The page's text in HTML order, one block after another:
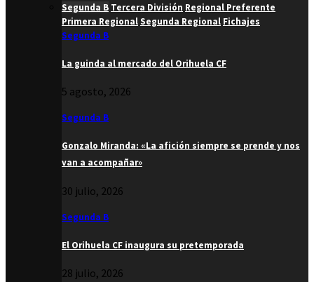
Segunda B Tercera División Regional Preferente
Primera RegionalSegunda Regional Fichajes
Segunda B
La guinda al mercado del Orihuela CF
5 agosto, 2026
Segunda B
Gonzalo Miranda: «La afición siempre se prende y nos
van a acompañar»
30 julio, 2026
Segunda B
El Orihuela CF inaugura su pretemporada
28 julio, 2026